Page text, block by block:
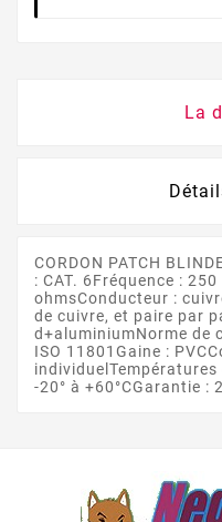
La
CORDON PATCH
: CAT. 6Fréquence :
ohmsConducteur :
de cuivre, et paire par
d+aluminiumNorme de
ISO 11801Gaine :
-20° à +60°CGarantie :